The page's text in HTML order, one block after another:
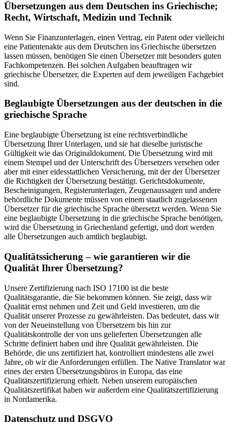
Übersetzungen aus dem Deutschen ins Griechische;
Recht, Wirtschaft, Medizin und Technik
Wenn Sie Finanzunterlagen, einen Vertrag, ein Patent oder vielleicht
eine Patientenakte aus dem Deutschen ins Griechische übersetzen
lassen müssen, benötigen Sie einen Übersetzer mit besonders guten
Fachkompetenzen. Bei solchen Aufgaben beauftragen wir
griechische Übersetzer, die Experten auf dem jeweiligen Fachgebiet
sind.
Beglaubigte Übersetzungen aus der deutschen in die
griechische Sprache
Eine beglaubigte Übersetzung ist eine rechtsverbindliche
Übersetzung Ihrer Unterlagen, und sie hat dieselbe juristische
Gültigkeit wie das Originaldokument. Die Übersetzung wird mit
einem Stempel und der Unterschrift des Übersetzers versehen oder
aber mit einer eidesstattlichen Versicherung, mit der der Übersetzer
die Richtigkeit der Übersetzung bestätigt. Gerichtsdokumente,
Bescheinigungen, Registerunterlagen, Zeugenaussagen und andere
behördliche Dokumente müssen von einem staatlich zugelassenen
Übersetzer für die griechische Sprache übersetzt werden. Wenn Sie
eine beglaubigte Übersetzung in die griechische Sprache benötigen,
wird die Übersetzung in Griechenland gefertigt, und dort werden
alle Übersetzungen auch amtlich beglaubigt.
Qualitätssicherung – wie garantieren wir die
Qualität Ihrer Übersetzung?
Unsere Zertifizierung nach ISO 17100 ist die beste
Qualitätsgarantie, die Sie bekommen können. Sie zeigt, dass wir
Qualität ernst nehmen und Zeit und Geld investieren, um die
Qualität unserer Prozesse zu gewährleisten. Das bedeutet, dass wir
von der Neueinstellung von Übersetzern bis hin zur
Qualitätskontrolle der von uns gelieferten Übersetzungen alle
Schritte definiert haben und ihre Qualität gewährleisten. Die
Behörde, die uns zertifiziert hat, kontrolliert mindestens alle zwei
Jahre, ob wir die Anforderungen erfüllen. The Native Translator war
eines der ersten Übersetzungsbüros in Europa, das eine
Qualitätszertifizierung erhielt. Neben unserem europäischen
Qualitätszertifikat haben wir außerdem eine Qualitätszertifizierung
in Nordamerika.
Datenschutz und DSGVO